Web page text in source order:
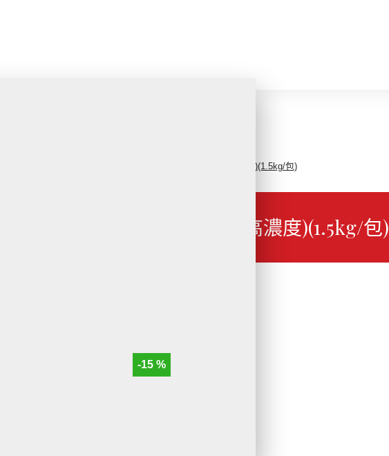
【金品】生米漿(高濃度)(1.5kg/包)
【金品】生米漿(高濃度)(1.5kg/包)
-15 %